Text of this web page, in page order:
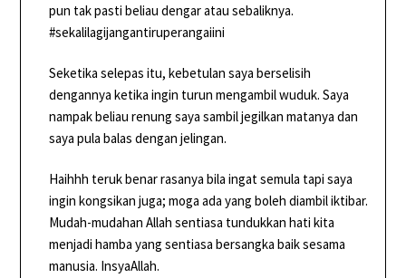
pun tak pasti beliau dengar atau sebaliknya.
#sekalilagijangantiruperangaiini
Seketika selepas itu, kebetulan saya berselisih
dengannya ketika ingin turun mengambil wuduk. Saya
nampak beliau renung saya sambil jegilkan matanya dan
saya pula balas dengan jelingan.
Haihhh teruk benar rasanya bila ingat semula tapi saya
ingin kongsikan juga; moga ada yang boleh diambil iktibar.
Mudah-mudahan Allah sentiasa tundukkan hati kita
menjadi hamba yang sentiasa bersangka baik sesama
manusia. InsyaAllah.